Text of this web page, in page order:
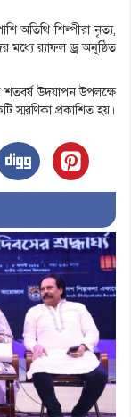
অতিথি শিল্পীরা নৃত্য,
মধ্যে র‌্যাফল ড্র অনুষ্ঠিত
শতবর্ষ উদযাপন উপলক্ষে
স্মরণিকা প্রকাশিত হয়।